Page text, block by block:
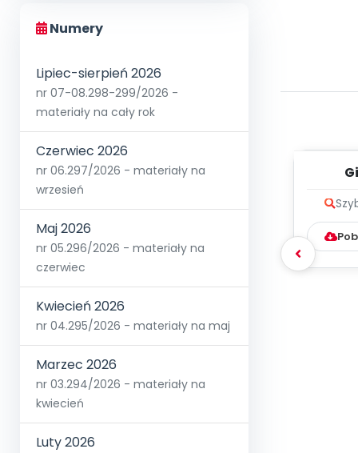
Numery
Lipiec-sierpień 2026
nr 07-08.298-299/2026 -
materiały na cały rok
Czerwiec 2026
nr 06.297/2026 - materiały na
wrzesień
Maj 2026
nr 05.296/2026 - materiały na
czerwiec
Kwiecień 2026
nr 04.295/2026 - materiały na maj
Marzec 2026
nr 03.294/2026 - materiały na
kwiecień
Luty 2026